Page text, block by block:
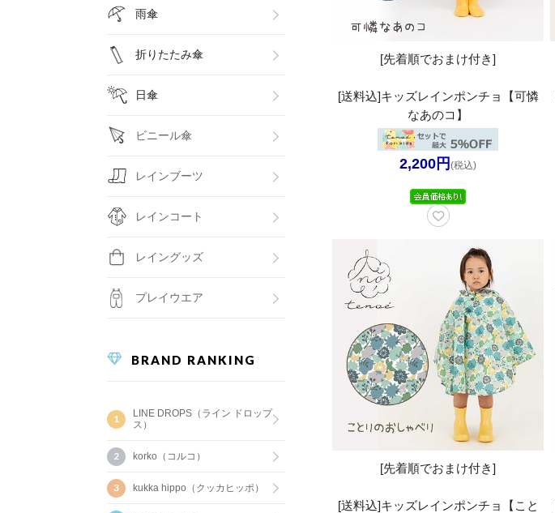
雨傘
折りたたみ傘
日傘
ビニール傘
レインブーツ
レインコート
レイングッズ
プレイウエア
BRAND RANKING
LINE DROPS（ライン ドロップ
ス）
korko（コルコ）
kukka hippo（クッカヒッポ）
[先着順でおまけ付き]
[送料込]キッズレインポンチョ【可憐
なあのコ】
2,200円 (税込)
[先着順でおまけ付き]
[送料込]キッズレインポンチョ【こと